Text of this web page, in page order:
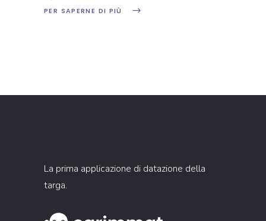
PER SAPERNE DI PIÙ
La prima applicazione di datazione della
targa.